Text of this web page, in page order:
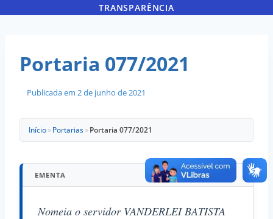
TRANSPARÊNCIA
Portaria 077/2021
Publicada em 2 de junho de 2021
Início» Portarias» Portaria 077/2021
EMENTA
Nomeia o servidor VANDERLEI BATISTA